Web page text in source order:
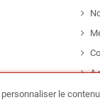
A
le